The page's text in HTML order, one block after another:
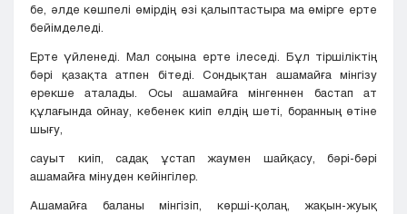
бе, әлде көшпелі өмірдің өзі қалыптастыра ма өмірге ерте
бейімделеді.
Ерте үйленеді. Мал соңына ерте ілеседі. Бұл тіршіліктің
бәрі қазақта атпен бітеді. Сондықтан ашамайға мінгізу
ерекше аталады. Осы ашамайға мінгеннен бастап ат
құлағында ойнау, кебенек киіп елдің шеті, боранның өтіне
шығу,
сауыт киіп, садақ ұстап жаумен шайқасу, бәрі-бәрі
ашамайға мінуден кейінгілер.
Ашамайға баланы мінгізіп, көрші-қолаң, жақын-жуық